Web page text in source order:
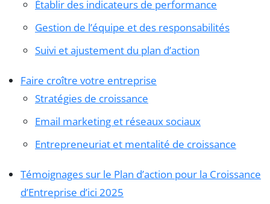
Établir des indicateurs de performance
Gestion de l’équipe et des responsabilités
Suivi et ajustement du plan d’action
Faire croître votre entreprise
Stratégies de croissance
Email marketing et réseaux sociaux
Entrepreneuriat et mentalité de croissance
Témoignages sur le Plan d’action pour la Croissance
d’Entreprise d’ici 2025